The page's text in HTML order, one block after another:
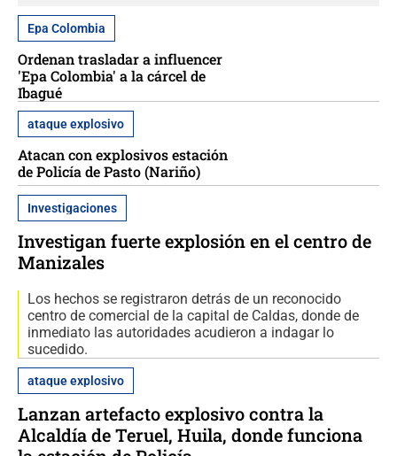
Epa Colombia
Ordenan trasladar a influencer
'Epa Colombia' a la cárcel de
Ibagué
ataque explosivo
Atacan con explosivos estación
de Policía de Pasto (Nariño)
Investigaciones
Investigan fuerte explosión en el centro de
Manizales
Los hechos se registraron detrás de un reconocido
centro de comercial de la capital de Caldas, donde de
inmediato las autoridades acudieron a indagar lo
sucedido.
ataque explosivo
Lanzan artefacto explosivo contra la
Alcaldía de Teruel, Huila, donde funciona